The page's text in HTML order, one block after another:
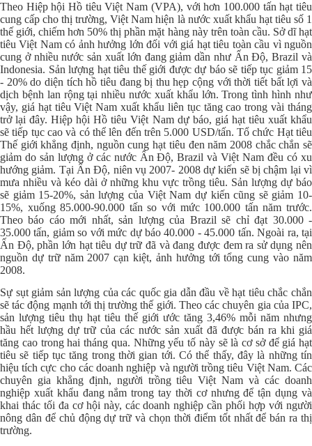
Theo Hiệp hội Hồ tiêu Việt Nam (VPA), với hơn 100.000 tấn hạt tiêu
cung cấp cho thị trường, Việt Nam hiện là nước xuất khẩu hạt tiêu số 1
thế giới, chiếm hơn 50% thị phần mặt hàng này trên toàn cầu. Sở dĩ hạt
tiêu Việt Nam có ảnh hưởng lớn đối với giá hạt tiêu toàn cầu vì nguồn
cung ở nhiều nước sản xuất lớn đang giảm dần như Ấn Độ, Brazil và
Indonesia. Sản lượng hạt tiêu thế giới được dự báo sẽ tiếp tục giảm 15
- 20% do diện tích hồ tiêu đang bị thu hẹp cộng với thời tiết bất lợi và
dịch bệnh lan rộng tại nhiều nước xuất khẩu lớn. Trong tình hình như
vậy, giá hạt tiêu Việt Nam xuất khẩu liên tục tăng cao trong vài tháng
trở lại đây. Hiệp hội Hồ tiêu Việt Nam dự báo, giá hạt tiêu xuất khẩu
sẽ tiếp tục cao và có thể lên đến trên 5.000 USD/tấn. Tổ chức Hạt tiêu
Thế giới khẳng định, nguồn cung hạt tiêu đen năm 2008 chắc chắn sẽ
giảm do sản lượng ở các nước Ấn Độ, Brazil và Việt Nam đều có xu
hướng giảm. Tại Ấn Độ, niên vụ 2007- 2008 dự kiến sẽ bị chậm lại vì
mưa nhiều và kéo dài ở những khu vực trồng tiêu. Sản lượng dự báo
sẽ giảm 15-20%, sản lượng của Việt Nam dự kiến cũng sẽ giảm 10-
15%, xuống 85.000-90.000 tấn so với mức 100.000 tấn năm trước.
Theo báo cáo mới nhất, sản lượng của Brazil sẽ chỉ đạt 30.000 -
35.000 tấn, giảm so với mức dự báo 40.000 - 45.000 tấn. Ngoài ra, tại
Ấn Độ, phần lớn hạt tiêu dự trữ đã và đang được đem ra sử dụng nên
nguồn dự trữ năm 2007 cạn kiệt, ảnh hưởng tới tổng cung vào năm
2008.
Sự sụt giảm sản lượng của các quốc gia dẫn đầu về hạt tiêu chắc chắn
sẽ tác động mạnh tới thị trường thế giới. Theo các chuyên gia của IPC,
sản lượng tiêu thụ hạt tiêu thế giới ước tăng 3,46% mỗi năm nhưng
hầu hết lượng dự trữ của các nước sản xuất đã được bán ra khi giá
tăng cao trong hai tháng qua. Những yếu tố này sẽ là cơ sở để giá hạt
tiêu sẽ tiếp tục tăng trong thời gian tới. Có thể thấy, đây là những tín
hiệu tích cực cho các doanh nghiệp và người trồng tiêu Việt Nam. Các
chuyên gia khẳng định, người trồng tiêu Việt Nam và các doanh
nghiệp xuất khẩu đang nắm trong tay thời cơ nhưng để tận dụng và
khai thác tối đa cơ hội này, các doanh nghiệp cần phối hợp với người
nông dân để chủ động dự trữ và chọn thời điểm tốt nhất để bán ra thị
trường.